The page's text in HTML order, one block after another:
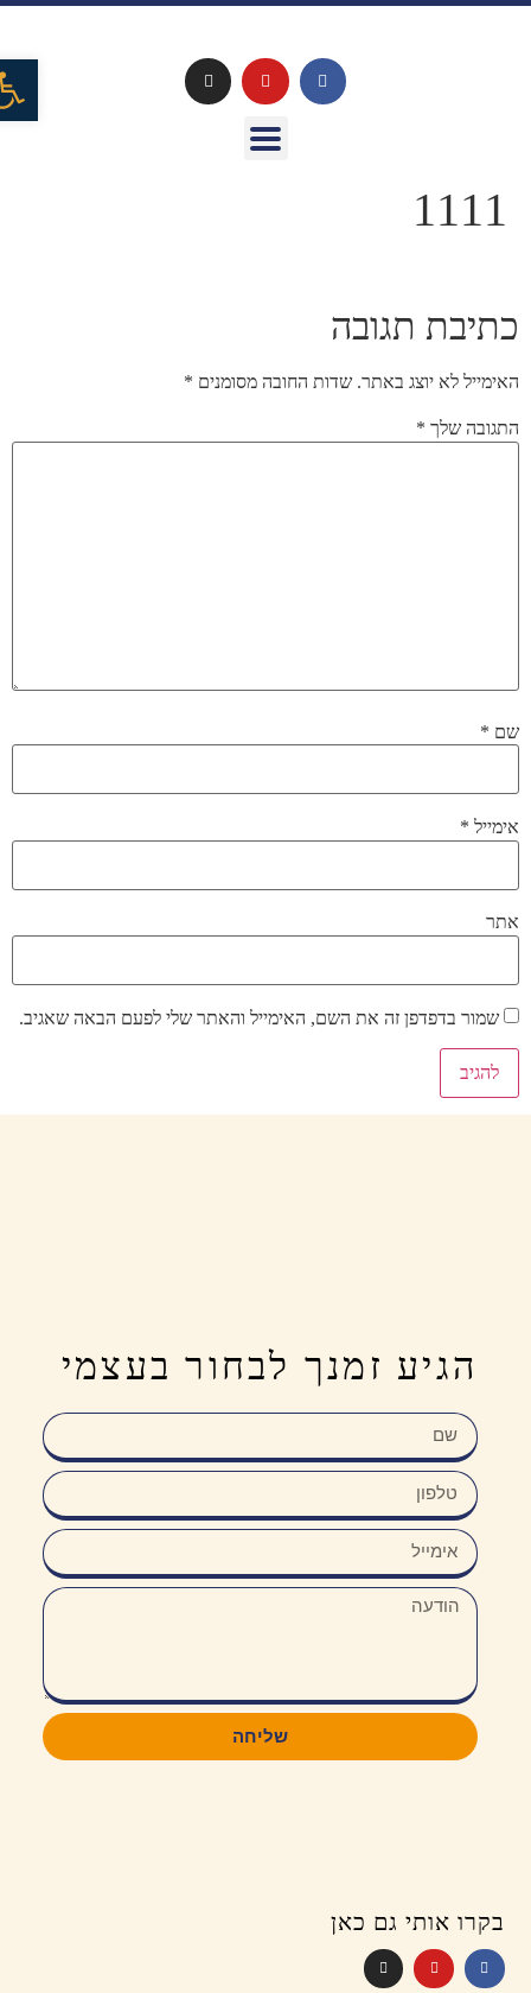
1111
כתיבת תגובה
האימייל לא יוצג באתר. שדות החובה מסומנים*
התגובה שלך*
שם*
אימייל*
אתר
שמור בדפדפן זה את השם, האימייל והאתר שלי לפעם הבאה שאגיב.
הגיע זמנך לבחור בעצמי
שליחה
בקרו אותי גם כאן